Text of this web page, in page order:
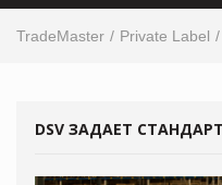
TradeMaster Private Label
DSV ЗАДАЕТ